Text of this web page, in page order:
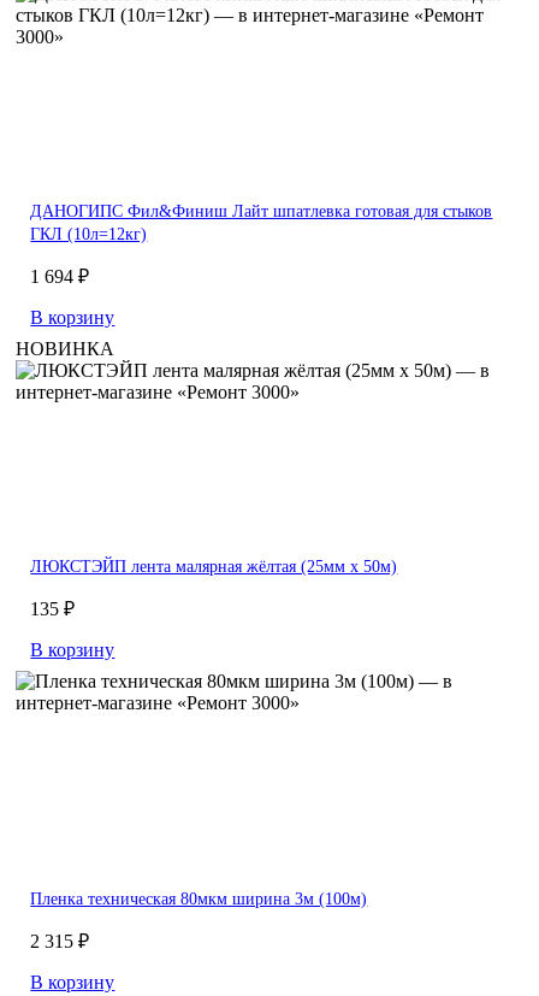
ДАНОГИПС Фил&Финиш Лайт шпатлевка готовая для стыков
ГКЛ (10л=12кг)
1 694 ₽
В корзину
НОВИНКА
ЛЮКСТЭЙП лента малярная жёлтая (25мм х 50м)
135 ₽
В корзину
Пленка техническая 80мкм ширина 3м (100м)
2 315 ₽
В корзину